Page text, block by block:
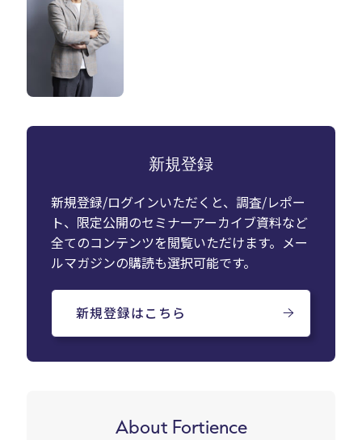
新規登録
新規登録/ログインいただくと、調査/レポー
ト、限定公開のセミナーアーカイブ資料など
全てのコンテンツを閲覧いただけます。メー
ルマガジンの購読も選択可能です。
新規登録はこちら
About Fortience